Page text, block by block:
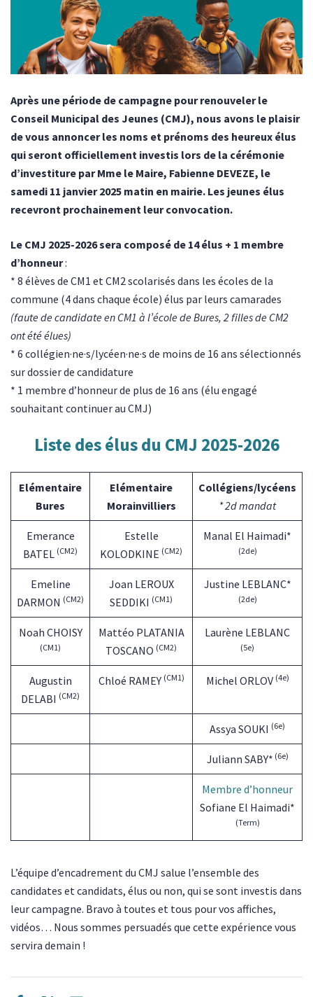
Après une période de campagne pour renouveler le
Conseil Municipal des Jeunes (CMJ), nous avons le plaisir
de vous annoncer les noms et prénoms des heureux élus
qui seront officiellement investis lors de la cérémonie
d’investiture par Mme le Maire, Fabienne DEVEZE, le
samedi 11 janvier 2025 matin en mairie. Les jeunes élus
recevront prochainement leur convocation.
Le CMJ 2025-2026 sera composé de 14 élus + 1 membre
d’honneur:
* 8 élèves de CM1 et CM2 scolarisés dans les écoles de la
commune (4 dans chaque école) élus par leurs camarades
(faute de candidate en CM1 à l’école de Bures, 2 filles de CM2
ont été élues)
* 6 collégien·ne·s/lycéen·ne·s de moins de 16 ans sélectionnés
sur dossier de candidature
* 1 membre d’honneur de plus de 16 ans (élu engagé
souhaitant continuer au CMJ)
Liste des élus du CMJ 2025-2026
Elémentaire
Bures
Elémentaire
Morainvilliers
Collégiens/lycéens
* 2d mandat
Emerance
BATEL (CM2)
Estelle
KOLODKINE (CM2)
Manal El Haimadi*
(2de)
Emeline
DARMON (CM2)
Joan LEROUX
SEDDIKI (CM1)
Justine LEBLANC*
(2de)
Noah CHOISY
(CM1)
Mattéo PLATANIA
TOSCANO (CM2)
Laurène LEBLANC
(5e)
Augustin
DELABI (CM2)
Chloé RAMEY (CM1) Michel ORLOV (4e)
Assya SOUKI (6e)
Juliann SABY* (6e)
Membre d’honneur
Sofiane El Haimadi*
(Term)
L’équipe d’encadrement du CMJ salue l’ensemble des
candidates et candidats, élus ou non, qui se sont investis dans
leur campagne. Bravo à toutes et tous pour vos affiches,
vidéos… Nous sommes persuadés que cette expérience vous
servira demain !